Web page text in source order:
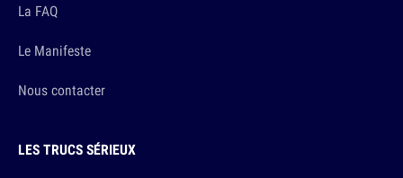
La FAQ
Le Manifeste
Nous contacter
LES TRUCS SÉRIEUX